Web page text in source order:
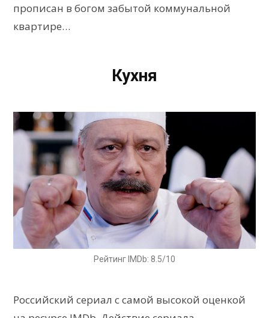
прописан в богом забытой коммунальной
квартире…
Кухня
Рейтинг IMDb: 8.5/10
Российский сериал с самой высокой оценкой